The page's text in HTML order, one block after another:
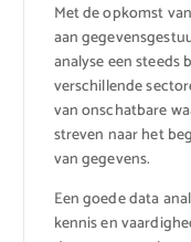
Met de opkomst
aan
analyse een steeds
verschillende
van onschatbare
streven naar het
van gegevens.
Een goede data
kennis en